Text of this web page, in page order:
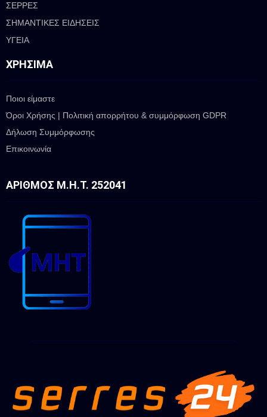
ΣΕΡΡΕΣ
ΣΗΜΑΝΤΙΚΕΣ ΕΙΔΗΣΕΙΣ
ΥΓΕΙΑ
ΧΡΉΣΙΜΑ
Ποιοι είμαστε
Όροι Χρήσης | Πολιτική απορρήτου & συμμόρφωση GDPR
Δήλωση Συμμόρφωσης
Επικοινωνία
ΑΡΙΘΜΌΣ Μ.Η.Τ. 252041